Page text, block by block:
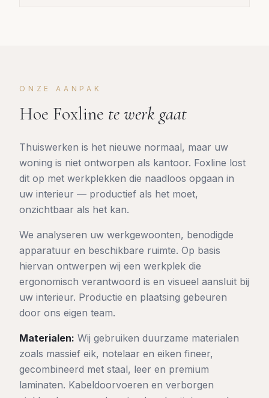
ONZE AANPAK
Hoe Foxline te werk gaat
Thuiswerken is het nieuwe normaal, maar uw
woning is niet ontworpen als kantoor. Foxline lost
dit op met werkplekken die naadloos opgaan in
uw interieur — productief als het moet,
onzichtbaar als het kan.
We analyseren uw werkgewoonten, benodigde
apparatuur en beschikbare ruimte. Op basis
hiervan ontwerpen wij een werkplek die
ergonomisch verantwoord is en visueel aansluit bij
uw interieur. Productie en plaatsing gebeuren
door ons eigen team.
Materialen: Wij gebruiken duurzame materialen
zoals massief eik, notelaar en eiken fineer,
gecombineerd met staal, leer en premium
laminaten. Kabeldoorvoeren en verborgen